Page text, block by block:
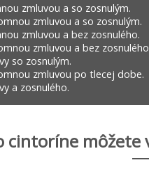
zmluvou a so zosnulým.
zmluvou a so zosnulým.
zmluvou a bez zosnulého.
zmluvou a bez
so zosnulým.
zmluvou po tlecej dobe.
a zosnulého.
cintoríne môžete